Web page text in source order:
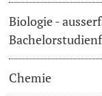
In My Studies
Course
Biologie -
Chemie